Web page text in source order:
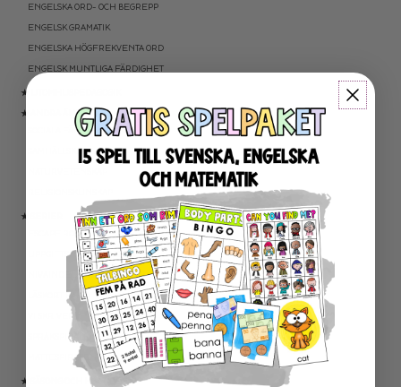
ENGELSKA ORD- OCH BEGREPP
ENGELSK GRAMATIK
ENGELSKA HÖGFREKVENTA ORD
ENGELSK MUNTLIGA FÄRDIGHET
★ UTOMHUSPEDAGOGIK
★ ANDRA ÄMNEN
SOCIALA FÄRDIGHETER
SAMHÄLLSKUNSKAP
★ SERIER
ESCAPE ROOMS
UPPGIFTSKORT SVENSKA
NIVÅINDELADE LÄSTEXTER
LÄSKORT FAKTA
VI SKRIVER
SPRÅKSPIRALEN
MATTESPIRALEN
★ SÄSONG OCH HÖGTIDER